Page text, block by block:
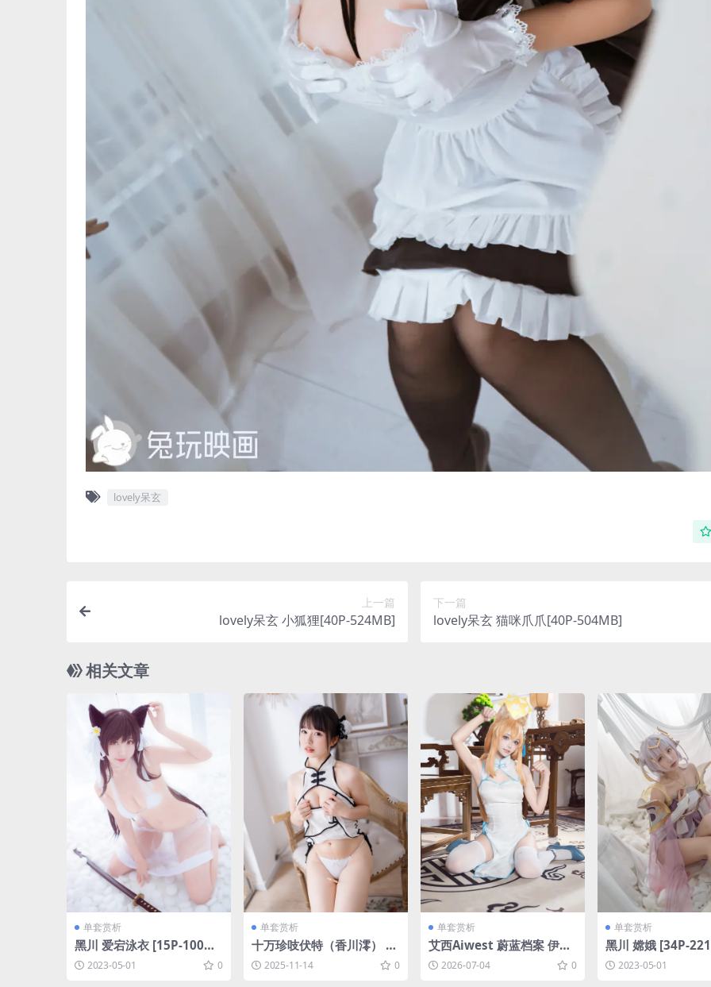
lovely呆玄
上一篇
lovely呆玄 小狐狸[40P-524MB]
下一篇
lovely呆玄 猫咪爪爪[40P-504MB]
相关文章
单套赏析
黑川 爱宕泳衣 [15P-100M
B] 2023-05-01 0
单套赏析
十万珍吱伏特（香川澪） 中
华熊猫[168P-5V-2.08G]
2025-11-14 0
单套赏析
艾西Aiwest 蔚蓝档案 伊落
玛丽旗袍[30P-342.1M]
2026-07-04 0
单套赏析
黑川 嫦娥 [34P-
2023-05-01